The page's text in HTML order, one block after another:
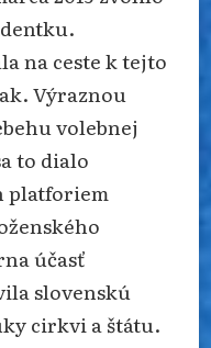
na ceste k tejto
Výraznou
volebnej
to dialo
platforiem
účasť
slovenskú
cirkvi a štátu.